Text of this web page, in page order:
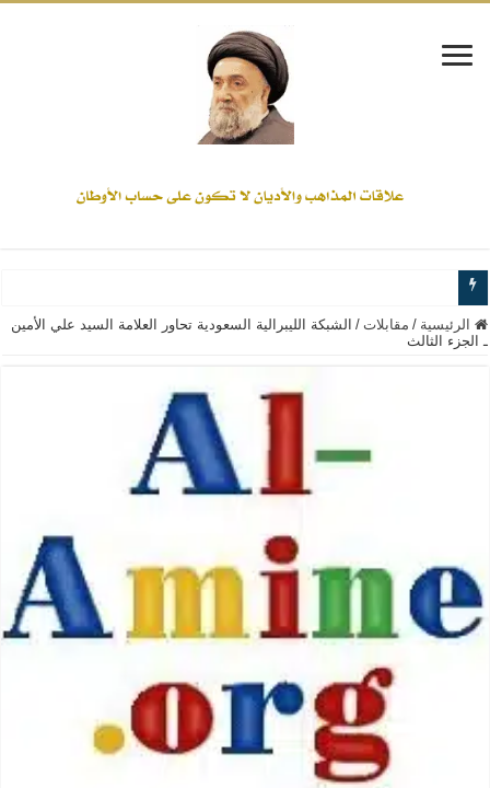
www.alamine.net
إذا كان التسنن هو الإيمان بسنة رسول الله ( صلى الله عليه وآله) فكلّ
علاقات المذاهب والأديان لا يجوز أن تكون على حساب الأوطان
لن تحمينا مذاهبنا ولا طوائفنا ولا أحزابنا ولا جماعاتنا، بل الإنصهار الوطني والدولة
المذاهب ليست قدرًا لا يمكن تجاوزه
ليست المنفعة تأتي من إسلامية النّظام كما لا تأتي المضرة من مسيحية النظام
المتهاون بوطنه متهاون بدينه حتماً
نسج العلاقة مع الآخر تكون من خلال منظومة القيم و المبادئ الانسانية التي تجعل
الرئيسية / مقابلات / الشبكة الليبرالية السعودية تحاور العلامة السيد علي الأمين
ـ الجزء الثالث